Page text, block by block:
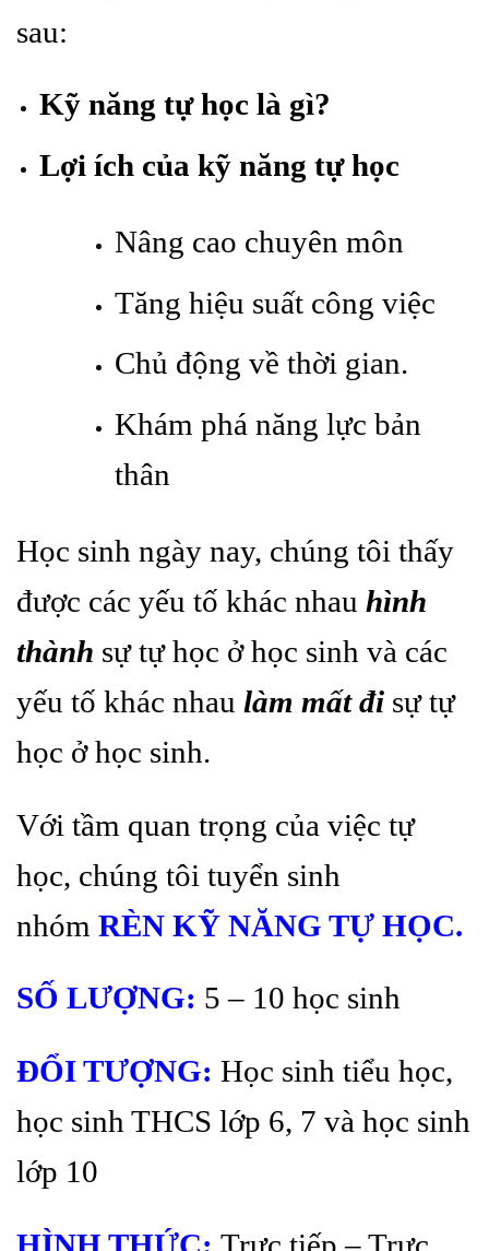
sau:
Kỹ năng tự học là gì?
Lợi ích của kỹ năng tự học
Nâng cao chuyên môn
Tăng hiệu suất công việc
Chủ động về thời gian.
Khám phá năng lực bản
thân
Học sinh ngày nay, chúng tôi thấy
được các yếu tố khác nhau hình
thành sự tự học ở học sinh và các
yếu tố khác nhau làm mất đi sự tự
học ở học sinh.
Với tầm quan trọng của việc tự
học, chúng tôi tuyển sinh
nhóm RÈN KỸ NĂNG TỰ HỌC.
SỐ LƯỢNG: 5 – 10 học sinh
ĐỔI TƯỢNG: Học sinh tiểu học,
học sinh THCS lớp 6, 7 và học sinh
lớp 10